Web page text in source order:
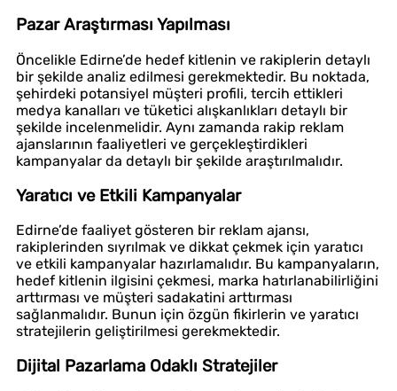
Pazar Araştırması Yapılması
Öncelikle Edirne’de hedef kitlenin ve rakiplerin detaylı
bir şekilde analiz edilmesi gerekmektedir. Bu noktada,
şehirdeki potansiyel müşteri profili, tercih ettikleri
medya kanalları ve tüketici alışkanlıkları detaylı bir
şekilde incelenmelidir. Aynı zamanda rakip reklam
ajanslarının faaliyetleri ve gerçekleştirdikleri
kampanyalar da detaylı bir şekilde araştırılmalıdır.
Yaratıcı ve Etkili Kampanyalar
Edirne’de faaliyet gösteren bir reklam ajansı,
rakiplerinden sıyrılmak ve dikkat çekmek için yaratıcı
ve etkili kampanyalar hazırlamalıdır. Bu kampanyaların,
hedef kitlenin ilgisini çekmesi, marka hatırlanabilirliğini
arttırması ve müşteri sadakatini arttırması
sağlanmalıdır. Bunun için özgün fikirlerin ve yaratıcı
stratejilerin geliştirilmesi gerekmektedir.
Dijital Pazarlama Odaklı Stratejiler